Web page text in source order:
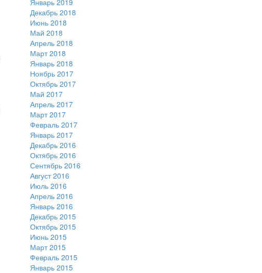
Январь 2019
Декабрь 2018
Июнь 2018
Май 2018
Апрель 2018
Март 2018
Январь 2018
Ноябрь 2017
Октябрь 2017
Май 2017
Апрель 2017
Март 2017
Февраль 2017
Январь 2017
Декабрь 2016
Октябрь 2016
Сентябрь 2016
Август 2016
Июль 2016
Апрель 2016
Январь 2016
Декабрь 2015
Октябрь 2015
Июнь 2015
Март 2015
Февраль 2015
Январь 2015